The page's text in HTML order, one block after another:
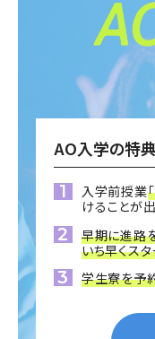
AO入学の特典
入学前授業
けることが
早期に進路
いち早くスタ
学生寮を予